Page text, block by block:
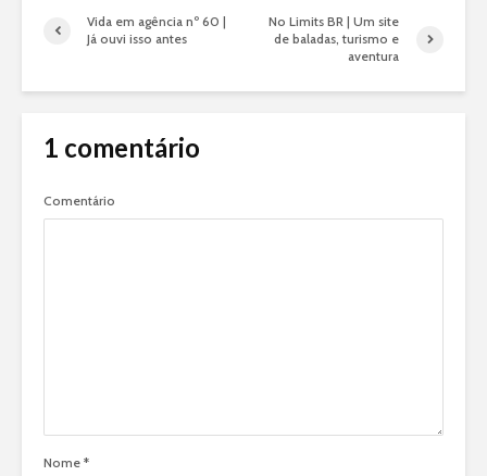
Vida em agência nº 60 |
Já ouvi isso antes
No Limits BR | Um site
de baladas, turismo e
aventura
1 comentário
Comentário
Nome *